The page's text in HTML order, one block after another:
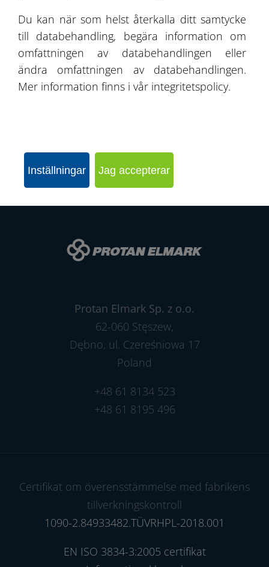
Kontakt
SKICKA EN FÖRFRÅGAN
Protan Elmark Sp. z o.o.
62-060 Stęszew,
Dębno, ul. Czereśniowa 17
Poland
+48 61 8134 523
+48 61 8195 496
Certifikat om överensstämmelse med fabrikens
tillverkningskontroll
1090-2.84933482.TÜVRHPL-2018.001
EN ISO 3834-3:2005 certifikat
Du kan när som helst återkalla ditt samtycke
till databehandling, begära information om
omfattningen av databehandlingen eller
ändra omfattningen av databehandlingen.
Mer information finns i vår integritetspolicy.
Inställningar Jag accepterar